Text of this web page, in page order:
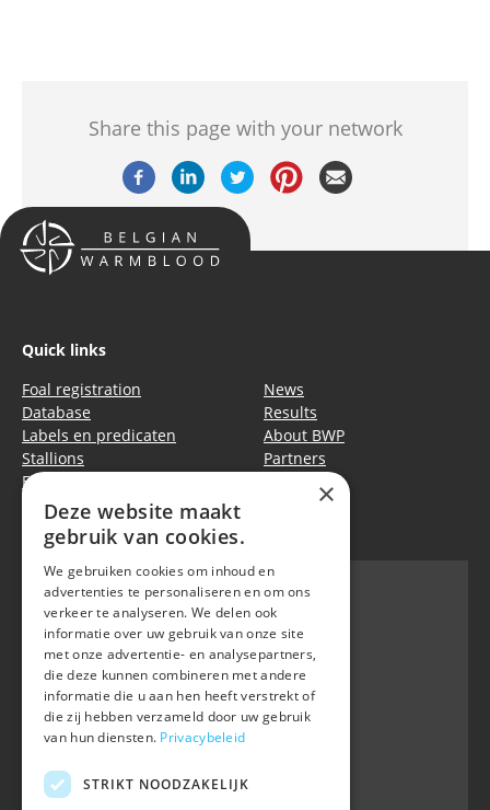
Share this page with your network
Quick links
Foal registration
Database
Labels en predicaten
Stallions
Events
News
Results
About BWP
Partners
Privacy policy Cookie policy
BWP
Waversebaan 99
B-3050 OUD-HEVERLEE
+32 (0) 16 47 99 80
+32 (0) 16 47 99 85
info@belgian-warmblood.com
VAT BE 0410.346.424
×
Deze website maakt
gebruik van cookies.
We gebruiken cookies om inhoud en
advertenties te personaliseren en om ons
verkeer te analyseren. We delen ook
informatie over uw gebruik van onze site
met onze advertentie- en analysepartners,
die deze kunnen combineren met andere
informatie die u aan hen heeft verstrekt of
die zij hebben verzameld door uw gebruik
van hun diensten. Privacybeleid
STRIKT NOODZAKELIJK